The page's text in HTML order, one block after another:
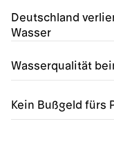
Deutschland
Wasser
Wasserqualität
Kein Bußgeld fürs